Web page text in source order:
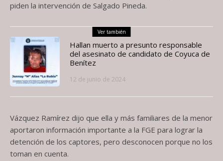
piden la intervención de Salgado Pineda.
Ver también
Hallan muerto a presunto responsable
del asesinato de candidato de Coyuca de
Benítez
12 de junio de 2024
Vázquez Ramírez dijo que ella y más familiares de la menor
aportaron información importante a la FGE para lograr la
detención de los captores, pero desconocen porque no los
toman en cuenta.